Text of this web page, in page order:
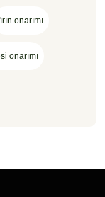
onarımı
onarımı